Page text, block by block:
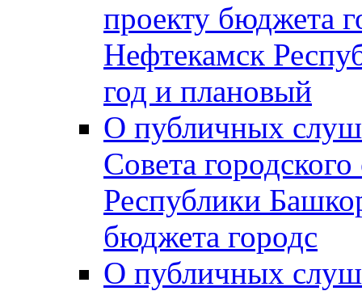
проекту бюджета
Нефтекамск
год и плановый
О публичных
Совета
Республики
бюджета городс
О публичных